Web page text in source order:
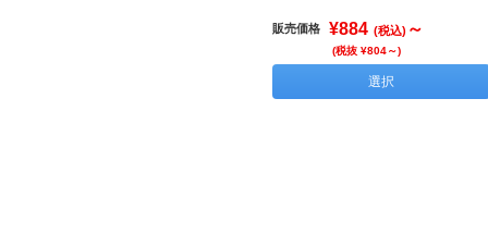
販売価格 ¥884 (税込) ～
(税抜 ¥804～)
選択